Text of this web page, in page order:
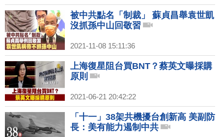
被中共點名「制裁」 蘇貞昌舉袁世凱
沒抓孫中山回敬習
2021-11-08 15:11:36
上海復星阻台買BNT？蔡英文曝採購
原則
2021-06-21 20:42:22
「十一」38架共機擾台創新高 美副防
長：美有能力遏制中共